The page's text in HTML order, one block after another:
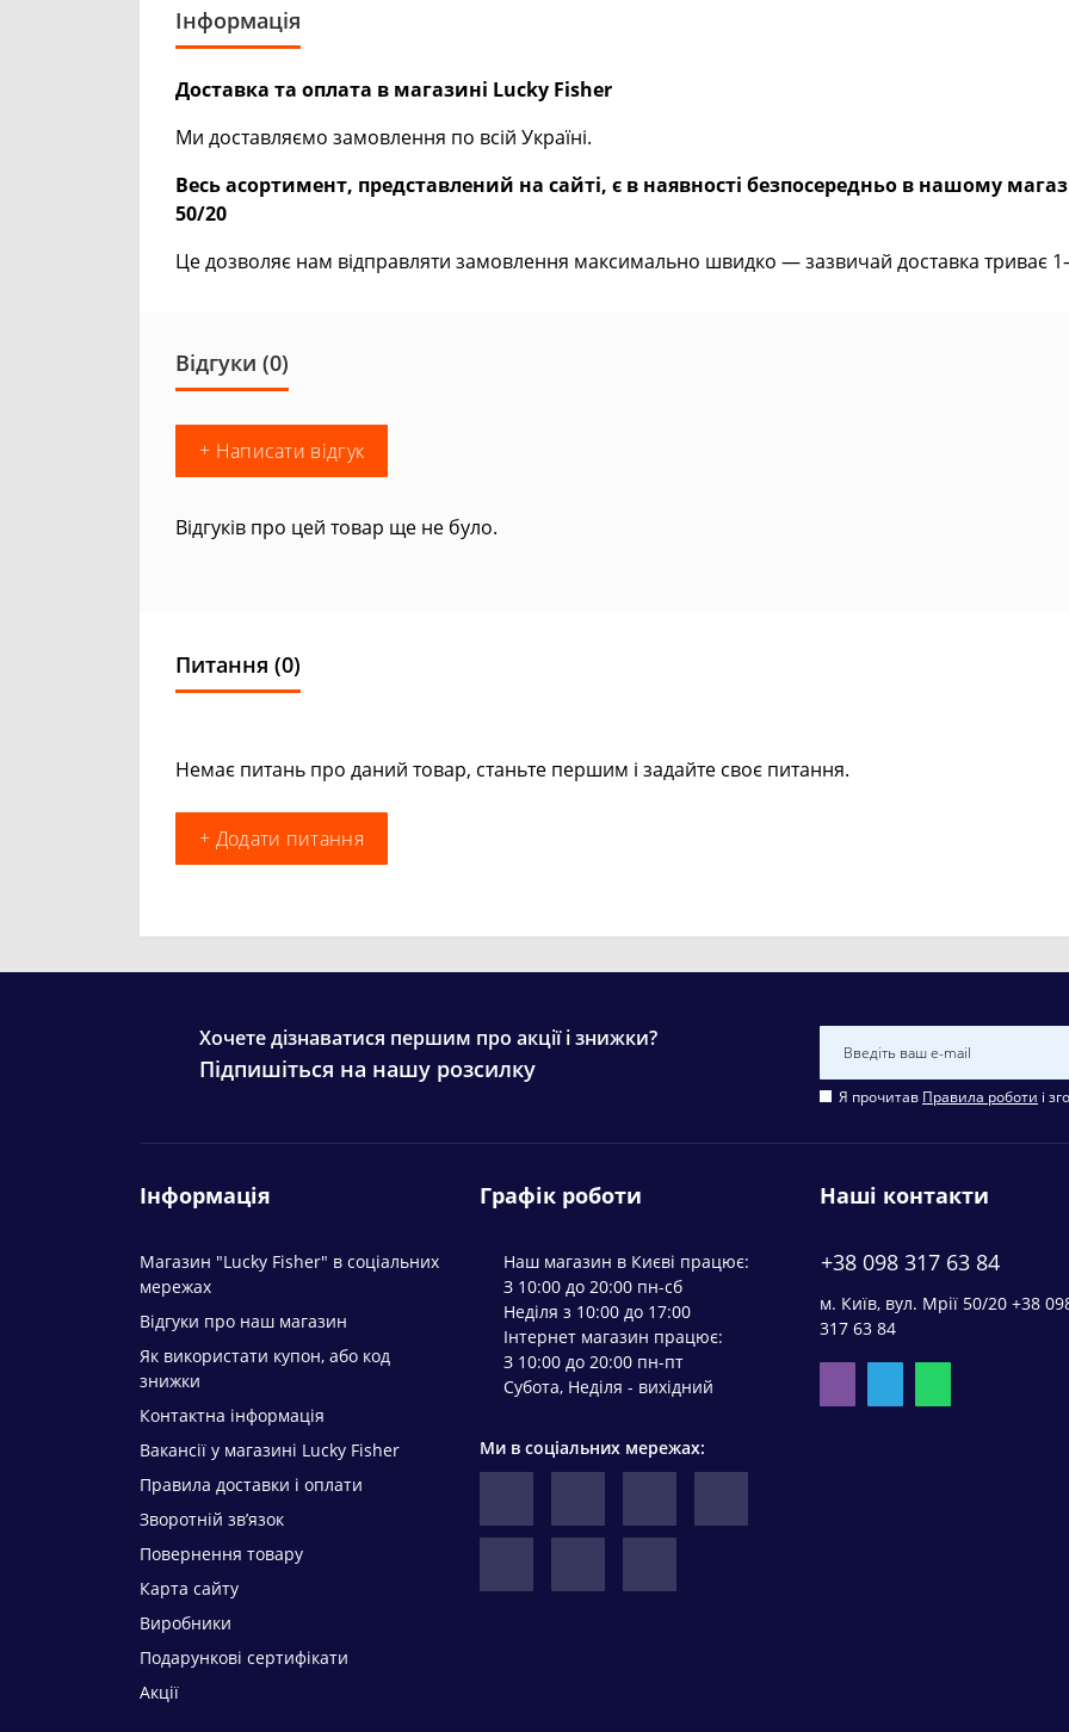
Інформація
Доставка та оплата в магазині Lucky Fisher
Ми доставляємо замовлення по всій Україні.
Весь асортимент, представлений на сайті, є в наявності безпосередньо в нашому
50/20
Це дозволяє нам відправляти замовлення максимально швидко — зазвичай доставка триває
Відгуки (0)
+ Написати відгук
Відгуків про цей товар ще не було.
Питання (0)
Немає питань про даний товар, станьте першим і задайте своє питання.
+ Додати питання
Хочете дізнаватися першим про акції і знижки?
Підпишіться на нашу розсилку
Я прочитав Правила роботи і
Інформація
Магазин "Lucky Fisher" в соціальних
мережах
Відгуки про наш магазин
Як використати купон, або код
знижки
Контактна інформація
Вакансії у магазині Lucky Fisher
Правила доставки і оплати
Зворотній зв’язок
Повернення товару
Карта сайту
Виробники
Подарункові сертифікати
Акції
Графік роботи
Наш магазин в Києві працює:
З 10:00 до 20:00 пн-сб
Неділя з 10:00 до 17:00
Інтернет магазин працює:
З 10:00 до 20:00 пн-пт
Субота, Неділя - вихідний
Ми в соціальних мережах:
Наші контакти
+38 098 317 63 84
м. Київ, вул. Мрії 50/20 +38
317 63 84